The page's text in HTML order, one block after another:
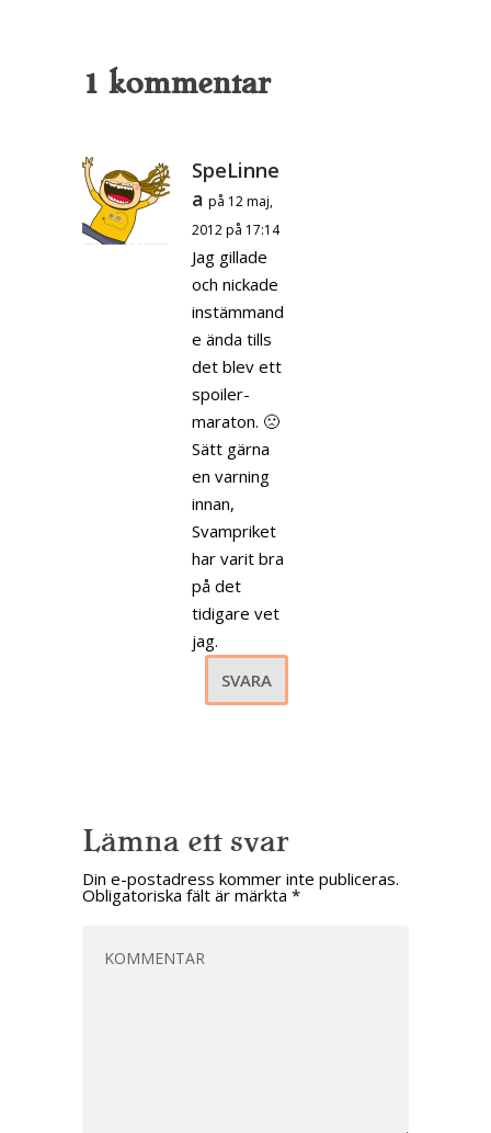
1 kommentar
SpeLinne
a på 12 maj,
2012 på 17:14
Jag gillade
och nickade
instämmand
e ända tills
det blev ett
spoiler-
maraton. 🙁
Sätt gärna
en varning
innan,
Svampriket
har varit bra
på det
tidigare vet
jag.
SVARA
Lämna ett svar
Din e-postadress kommer inte publiceras.
Obligatoriska fält är märkta *